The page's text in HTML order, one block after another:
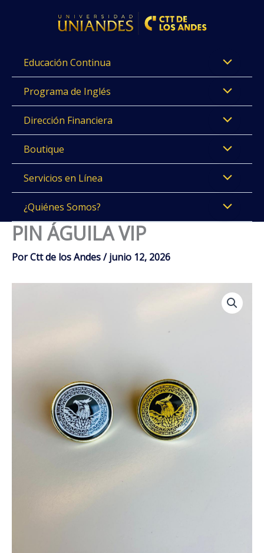
Educación Continua
Programa de Inglés
Dirección Financiera
Boutique
Servicios en Línea
¿Quiénes Somos?
PIN ÁGUILA VIP
PorCtt de los Andes/junio 12, 2026